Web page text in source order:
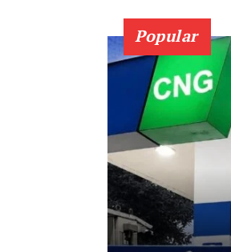
Popular